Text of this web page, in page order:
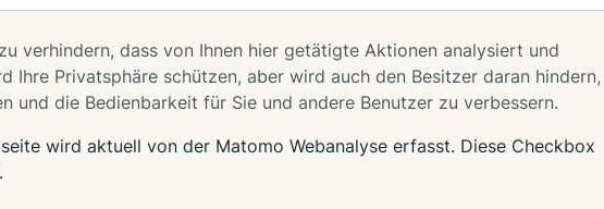
verhindern, dass von Ihnen hier getätigte Aktionen analysiert und
Ihre Privatsphäre schützen, aber wird auch den Besitzer daran hindern,
und die Bedienbarkeit für Sie und andere Benutzer zu verbessern.
wird aktuell von der Matomo Webanalyse erfasst. Diese Checkbox